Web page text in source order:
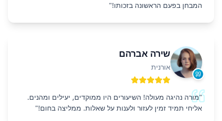
המבחן בפעם הראשונה בזכותו!"
שירה אברהם
אורנית
"מורה נהיגה מעולה! השיעורים היו ממוקדים, יעילים ומהנים.
אליחי תמיד זמין לעזור ולענות על שאלות. ממליצה בחום!"